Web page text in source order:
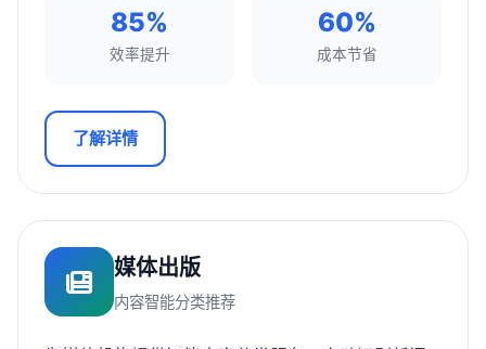
85%
效率提升
60%
成本节省
了解详情
媒体出版
内容智能分类推荐